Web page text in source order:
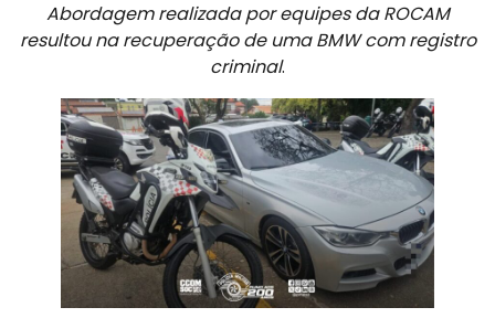
Abordagem realizada por equipes da ROCAM
resultou na recuperação de uma BMW com registro
criminal.